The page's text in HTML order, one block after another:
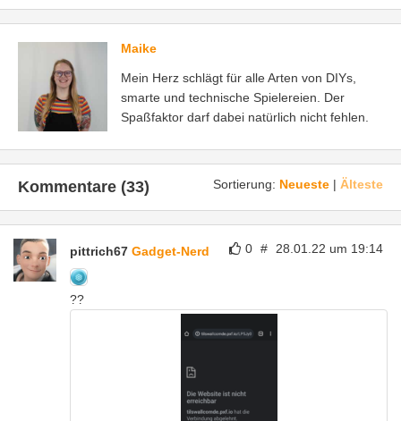
Maike
Mein Herz schlägt für alle Arten von DIYs,
smarte und technische Spielereien. Der
Spaßfaktor darf dabei natürlich nicht fehlen.
Sortierung: Neueste | Älteste
Kommentare (33)
0 # 28.01.22 um 19:14
pittrich67 Gadget-Nerd
??